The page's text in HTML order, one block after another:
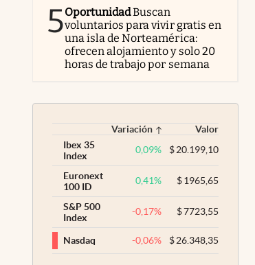
5OportunidadBuscan
voluntarios para vivir gratis en
una isla de Norteamérica:
ofrecen alojamiento y solo 20
horas de trabajo por semana
Variación
Valor
Ibex 35
Index
0,09% $20.199,10
Euronext
100 ID
0,41% $1965,65
S&P 500
Index
-0,17% $7723,55
Nasdaq -0,06% $26.348,35